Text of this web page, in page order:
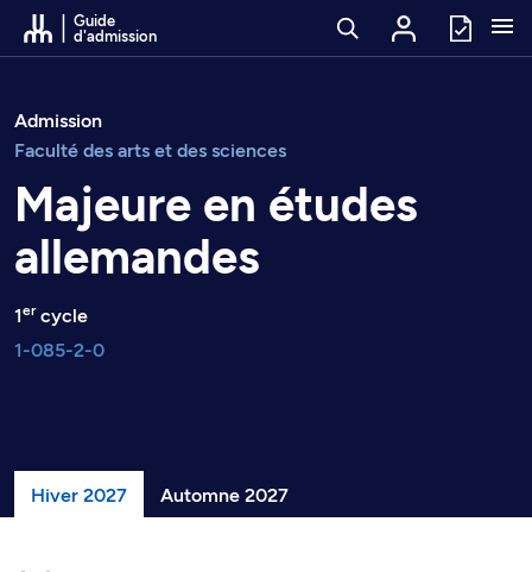
Passer au contenu
Guide
d'admission
Admission
Faculté des arts et des sciences
Majeure en études
allemandes
1ercycle
1-085-2-0
Hiver 2027 Automne 2027